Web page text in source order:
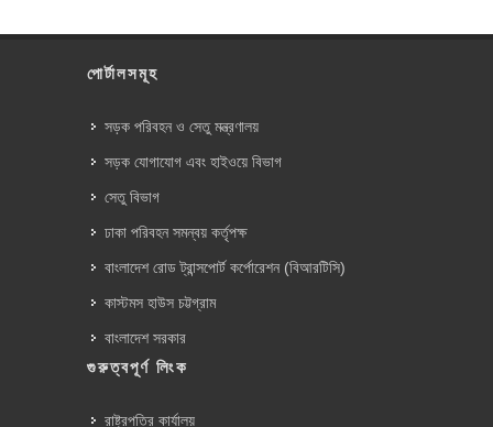
পোর্টালসমূহ
সড়ক পরিবহন ও সেতু মন্ত্রণালয়
সড়ক যোগাযোগ এবং হাইওয়ে বিভাগ
সেতু বিভাগ
ঢাকা পরিবহন সমন্বয় কর্তৃপক্ষ
বাংলাদেশ রোড ট্রান্সপোর্ট কর্পোরেশন (বিআরটিসি)
কাস্টমস হাউস চট্টগ্রাম
বাংলাদেশ সরকার
গুরুত্বপূর্ণ লিংক
রাষ্ট্রপতির কার্যালয়